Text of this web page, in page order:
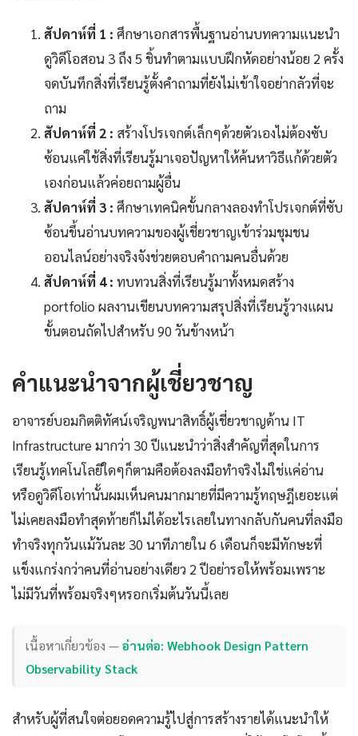
สัปดาห์ที่ 1 : ศึกษาเอกสารพื้นฐานอ่านบทความแนะนำ
ดูวิดีโอสอน 3 ถึง 5 ชิ้นทำตามแบบฝึกหัดอย่างน้อย 2 ครั้ง
จดบันทึกสิ่งที่เรียนรู้ตั้งคำถามที่ยังไม่เข้าใจอย่ากลัวที่จะ
ถาม
สัปดาห์ที่ 2 : สร้างโปรเจกต์เล็กๆด้วยตัวเองไม่ต้องซับ
ซ้อนแค่ใช้สิ่งที่เรียนรู้มาเจอปัญหาให้ค้นหาวิธีแก้ด้วยตัว
เองก่อนแล้วค่อยถามผู้อื่น
สัปดาห์ที่ 3 : ศึกษาเทคนิคขั้นกลางลองทำโปรเจกต์ที่ซับ
ซ้อนขึ้นอ่านบทความของผู้เชี่ยวชาญเข้าร่วมชุมชน
ออนไลน์อย่างจริงจังช่วยตอบคำถามคนอื่นด้วย
สัปดาห์ที่ 4 : ทบทวนสิ่งที่เรียนรู้มาทั้งหมดสร้าง
portfolio ผลงานเขียนบทความสรุปสิ่งที่เรียนรู้วางแผน
ขั้นตอนถัดไปสำหรับ 90 วันข้างหน้า
คำแนะนำจากผู้เชี่ยวชาญ
อาจารย์บอมกิตติทัศน์เจริญพนาสิทธิ์ผู้เชี่ยวชาญด้าน IT
Infrastructure มากว่า 30 ปีแนะนำว่าสิ่งสำคัญที่สุดในการ
เรียนรู้เทคโนโลยีใดๆก็ตามคือต้องลงมือทำจริงไม่ใช่แค่อ่าน
หรือดูวิดีโอเท่านั้นผมเห็นคนมากมายที่มีความรู้ทฤษฎีเยอะแต่
ไม่เคยลงมือทำสุดท้ายก็ไม่ได้อะไรเลยในทางกลับกันคนที่ลงมือ
ทำจริงทุกวันแม้วันละ 30 นาทีภายใน 6 เดือนก็จะมีทักษะที่
แข็งแกร่งกว่าคนที่อ่านอย่างเดียว 2 ปีอย่ารอให้พร้อมเพราะ
ไม่มีวันที่พร้อมจริงๆหรอกเริ่มต้นวันนี้เลย
เนื้อหาเกี่ยวข้อง —อ่านต่อ: Webhook Design Pattern
Observability Stack
สำหรับผู้ที่สนใจต่อยอดความรู้ไปสู่การสร้างรายได้แนะนำให้